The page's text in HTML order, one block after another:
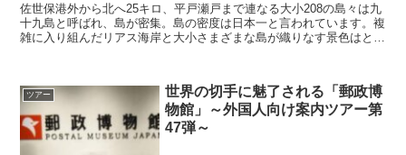
佐世保港外から北へ25キロ、平戸瀬戸まで連なる大小208の島々は九
十九島と呼ばれ、島が密集。島の密度は日本一と言われています。複
雑に入り組んだリアス海岸と大小さまざまな島が織りなす景色はとて
ツアー
世界の切手に魅了される「郵政博
物館」～外国人向け案内ツアー第
47弾～